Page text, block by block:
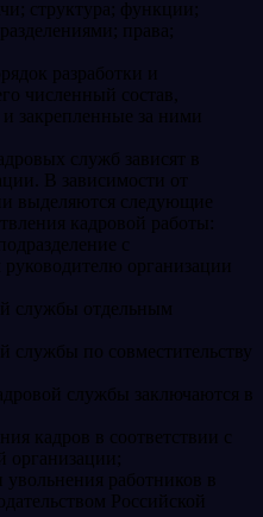
структура; функции;
права;
разработки и
численный состав,
закрепленные за ними
служб зависят в
В зависимости от
выделяются следующие
кадровой работы:
с
организации
службы отдельным
службы по совместительству
службы заключаются в
кадров в соответствии с
организации;
работников в
Российской